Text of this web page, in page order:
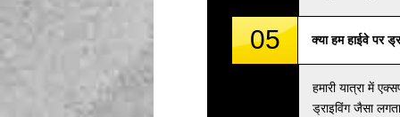
05 क्या हम हाईवे पर
हमारी यात्रा में
ड्राइविंग जैसा